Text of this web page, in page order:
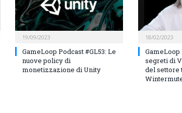
19/09/2023
GameLoop Podcast #GL53: Le
nuove policy di
monetizzazione di Unity
18/02/2023
GameLoop
segreti di
del settore